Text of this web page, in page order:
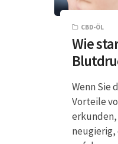
CBD-ÖL
Wie
Wenn Sie
Vorteile
neugierig,